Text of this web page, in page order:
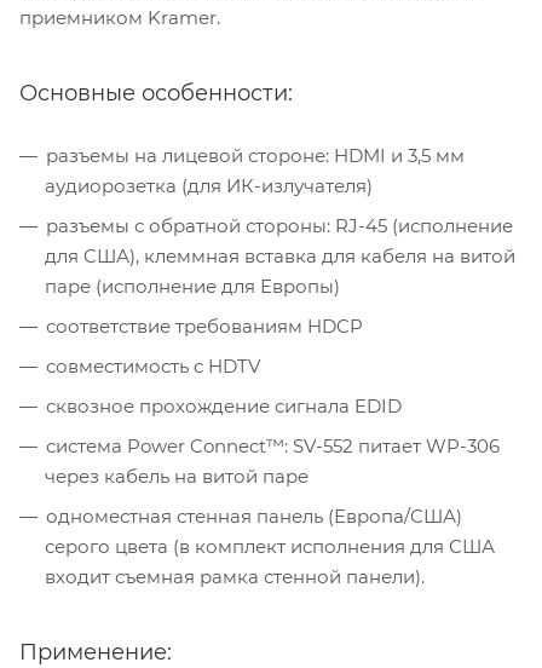
приемником Kramer.
Основные особенности:
разъемы на лицевой стороне: HDMI и 3,5 мм
аудиорозетка (для ИК-излучателя)
разъемы с обратной стороны: RJ-45 (исполнение
для США), клеммная вставка для кабеля на витой
паре (исполнение для Европы)
соответствие требованиям HDCP
совместимость с HDTV
сквозное прохождение сигнала EDID
система Power Connect™: SV-552 питает WP-306
через кабель на витой паре
одноместная стенная панель (Европа/США)
серого цвета (в комплект исполнения для США
входит съемная рамка стенной панели).
Применение: